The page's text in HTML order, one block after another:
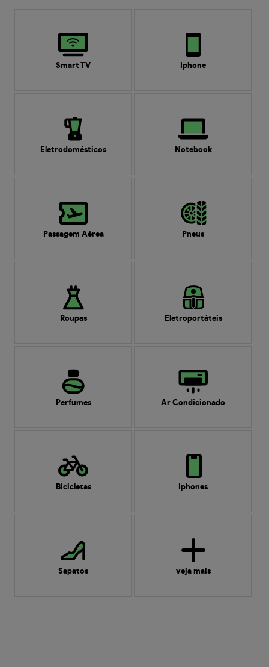
Smart TV Iphone
Eletrodomésticos Notebook
Passagem Aérea Pneus
Roupas Eletroportáteis
Perfumes Ar Condicionado
Bicicletas Iphones
Sapatos veja mais